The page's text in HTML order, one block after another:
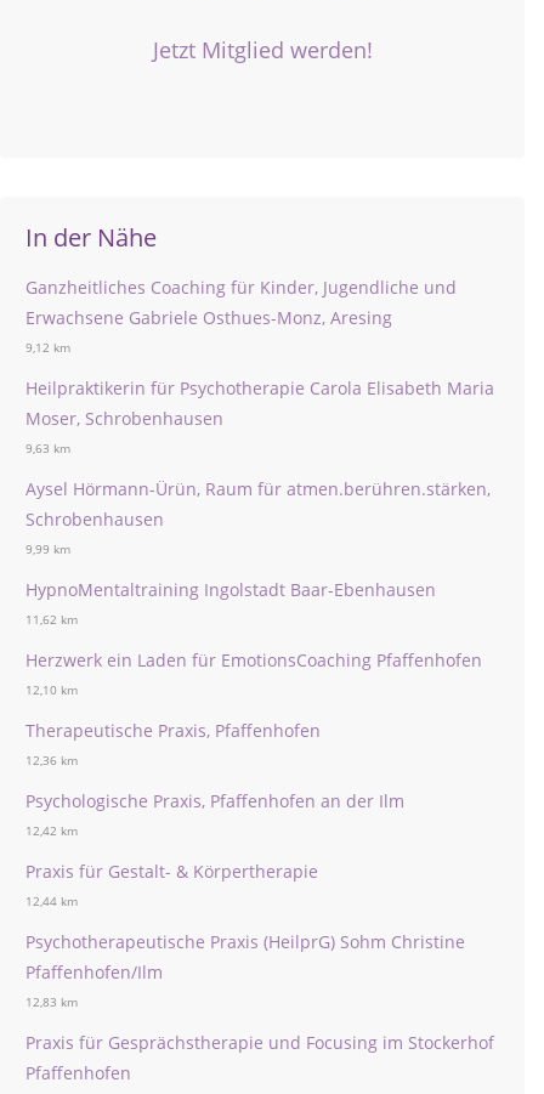
Jetzt Mitglied werden!
In der Nähe
Ganzheitliches Coaching für Kinder, Jugendliche und
Erwachsene Gabriele Osthues-Monz, Aresing
9,12 km
Heilpraktikerin für Psychotherapie Carola Elisabeth Maria
Moser, Schrobenhausen
9,63 km
Aysel Hörmann-Ürün, Raum für atmen.berühren.stärken,
Schrobenhausen
9,99 km
HypnoMentaltraining Ingolstadt Baar-Ebenhausen
11,62 km
Herzwerk ein Laden für EmotionsCoaching Pfaffenhofen
12,10 km
Therapeutische Praxis, Pfaffenhofen
12,36 km
Psychologische Praxis, Pfaffenhofen an der Ilm
12,42 km
Praxis für Gestalt- & Körpertherapie
12,44 km
Psychotherapeutische Praxis (HeilprG) Sohm Christine
Pfaffenhofen/Ilm
12,83 km
Praxis für Gesprächstherapie und Focusing im Stockerhof
Pfaffenhofen